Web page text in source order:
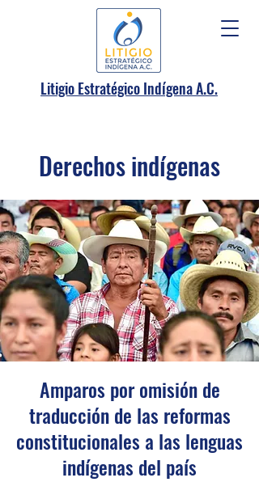
Litigio Estratégico Indígena A.C.
Derechos indígenas
Amparos por omisión de
traducción de las reformas
constitucionales a las lenguas
indígenas del país